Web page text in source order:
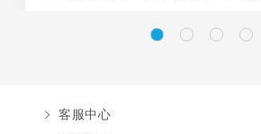
客服中心